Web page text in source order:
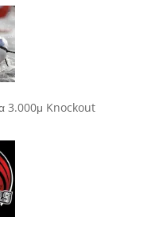
3.000μ Knockout